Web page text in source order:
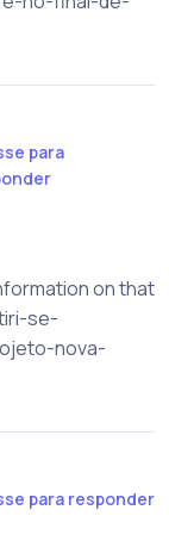
para
on that
se-
nova-
para responder